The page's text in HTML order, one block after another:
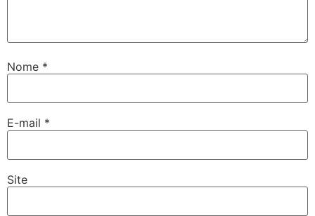
Nome *
E-mail *
Site